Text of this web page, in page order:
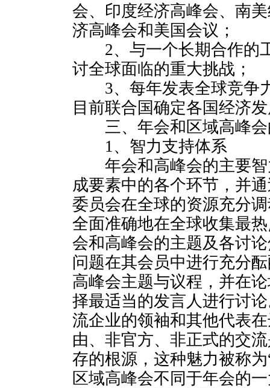
会、印度经济高峰会、南
济高峰会和美国会议；
2、与一个长期合作的
讨全球面临的重大挑战；
3、每年发表全球竞争
目前联合国确定各国经济
三、年会和区域高峰会
1、智力支持体系
年会和高峰会的主要智
成要素中的各个环节，并
委员会在全球的资源充分
全面准确地在全球收集最
会和高峰会的主题及各讨
问题在其会员中进行充分
高峰会主题与议程，并在
择最适当的发言人进行讨
流企业的领袖和其他代表
由、非官方、非正式的交
存的根源，这种魅力被称
区域高峰会不同于年会的